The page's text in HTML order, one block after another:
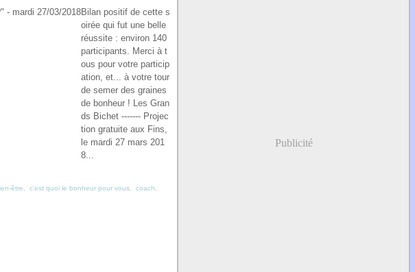
Bilan positif de cette s
oirée qui fut une belle
réussite : environ 140
participants. Merci à t
ous pour votre particip
ation, et... à votre tour
de semer des graines
de bonheur ! Les Gran
ds Bichet ------- Projec
tion gratuite aux Fins,
le mardi 27 mars 201
8...
être c'est quoi le bonheur pour vous coach
Publicité